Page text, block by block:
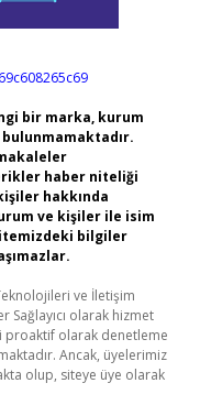
bir marka, kurum
haber niteliği
hakkında
ve kişiler ile isim
bilgiler
ve İletişim
Sağlayıcı olarak hizmet
proaktif olarak denetleme
Ancak, üyelerimiz
olup, siteye üye olarak